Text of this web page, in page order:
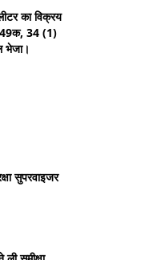
का विक्रय
49क, 34 (1)
भेजा।
सुपरवाइजर